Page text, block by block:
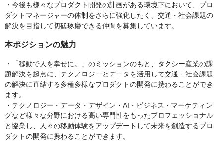
・今後も様々なプロダクト開発の計画がある環境下において、プロ
ダクトマネージャーの体制をさらに強化したく、交通・社会課題の
解決を目指して切磋琢磨できる仲間を募集しています。
本ポジションの魅力
・「移動で人を幸せに。」のミッションのもと、タクシー産業の課
題解決を起点に、テクノロジーとデータを活用して交通・社会課題
の解決に直結する多種多様なプロダクトの開発に携わることができ
ます。
・テクノロジー・データ・デザイン・AI・ビジネス・マーケティン
グなど様々な分野における高い専門性をもったプロフェッショナル
と協業し、人々の移動体験をアップデートして未来を創造するプロ
ダクトの開発に携わることができます。